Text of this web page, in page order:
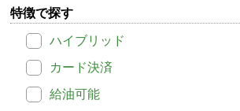
特徴で探す
ハイブリッド
カード決済
給油可能